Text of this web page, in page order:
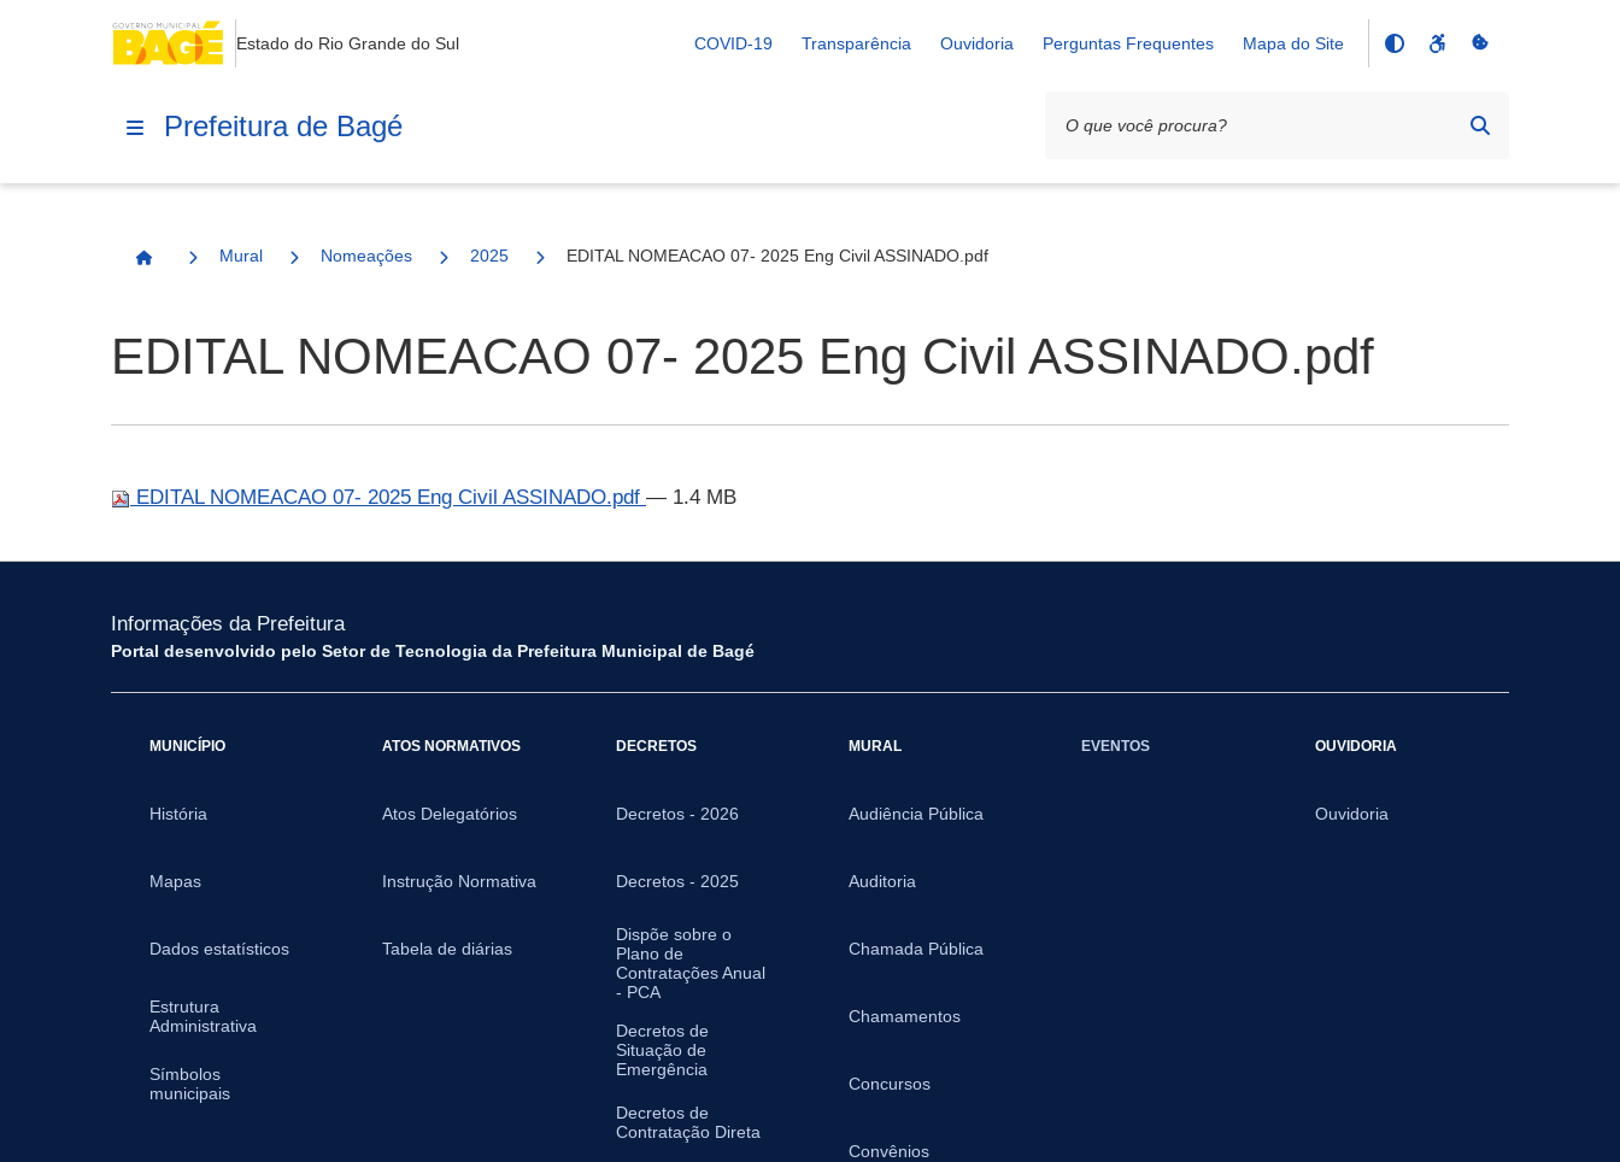
Estado do Rio Grande do Sul COVID-19 Transparência Ouvidoria Perguntas Frequentes Mapa do Site
Prefeitura de Bagé
Página Inicial
Mural Nomeações 2025 EDITAL NOMEACAO 07- 2025 Eng Civil ASSINADO.pdf
EDITAL NOMEACAO 07- 2025 Eng Civil ASSINADO.pdf
EDITAL NOMEACAO 07- 2025 Eng Civil ASSINADO.pdf — 1.4 MB
Informações da Prefeitura
Portal desenvolvido pelo Setor de Tecnologia da Prefeitura Municipal de Bagé
MUNICÍPIO
História
Mapas
Dados estatísticos
Estrutura
Administrativa
Símbolos
municipais
ATOS NORMATIVOS
Atos Delegatórios
Instrução Normativa
Tabela de diárias
DECRETOS
Decretos - 2026
Decretos - 2025
Dispõe sobre o
Plano de
Contratações Anual
- PCA
Decretos de
Situação de
Emergência
Decretos de
Contratação Direta
MURAL
Audiência Pública
Auditoria
Chamada Pública
Chamamentos
Concursos
Convênios
EVENTOS OUVIDORIA
Ouvidoria